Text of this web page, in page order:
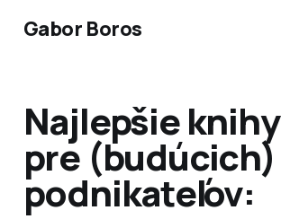
Gabor Boros
Najlepšie knihy
pre (budúcich)
podnikateľov: